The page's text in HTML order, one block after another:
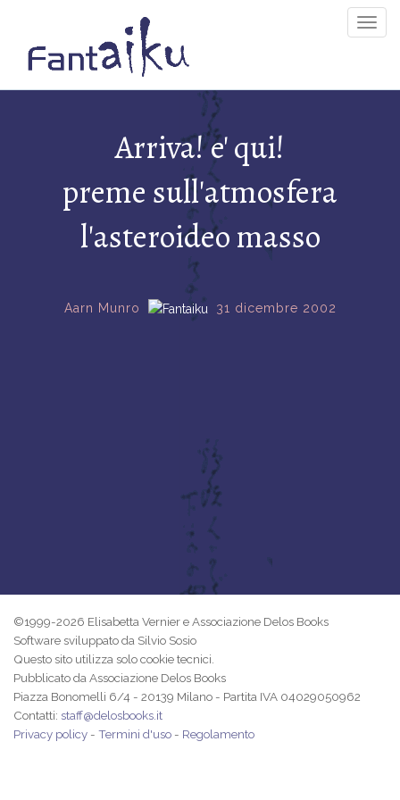
Arriva! e' qui!
preme sull'atmosfera
l'asteroideo masso
Aarn Munro 31 dicembre 2002
©1999-2026 Elisabetta Vernier e Associazione Delos Books
Software sviluppato da Silvio Sosio
Questo sito utilizza solo cookie tecnici.
Pubblicato da Associazione Delos Books
Piazza Bonomelli 6/4 - 20139 Milano - Partita IVA 04029050962
Contatti: staff@delosbooks.it
Privacy policy - Termini d'uso - Regolamento